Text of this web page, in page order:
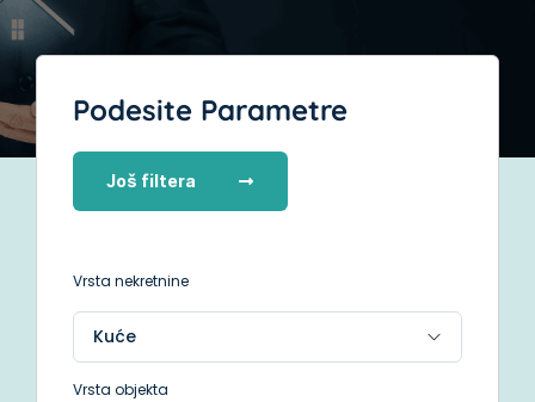
Podesite Parametre
Još filtera
Vrsta nekretnine
Vrsta objekta